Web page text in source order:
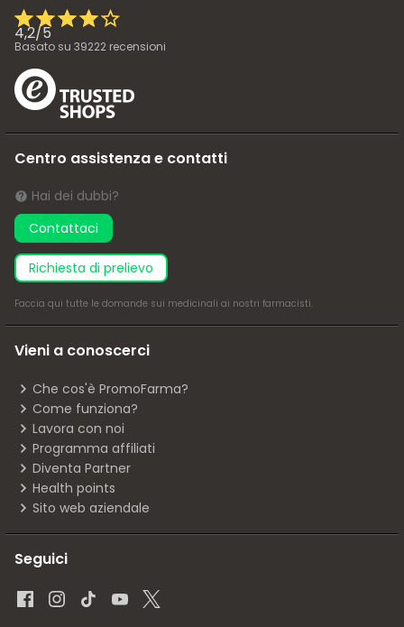
4,2/5
Basato su 39222 recensioni
Centro assistenza e contatti
Hai dei dubbi?
Contattaci
richiesta di prelievo
Faccia qui tutte le domande sui medicinali ai nostri farmacisti.
Vieni a conoscerci
Che cos'è PromoFarma?
Come funziona?
Lavora con noi
Programma affiliati
Diventa Partner
Health points
Sito web aziendale
Seguici